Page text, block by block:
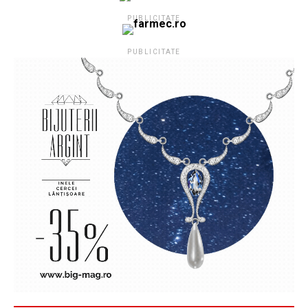
PUBLICITATE
PUBLICITATE